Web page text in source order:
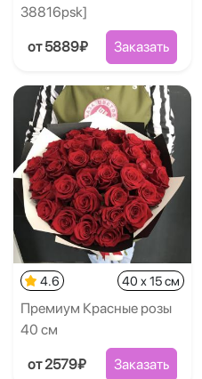
38816psk]
от 5889₽ Заказать
4.6 40 x 15 см
Премиум Красные розы
40 см
от 2579₽ Заказать